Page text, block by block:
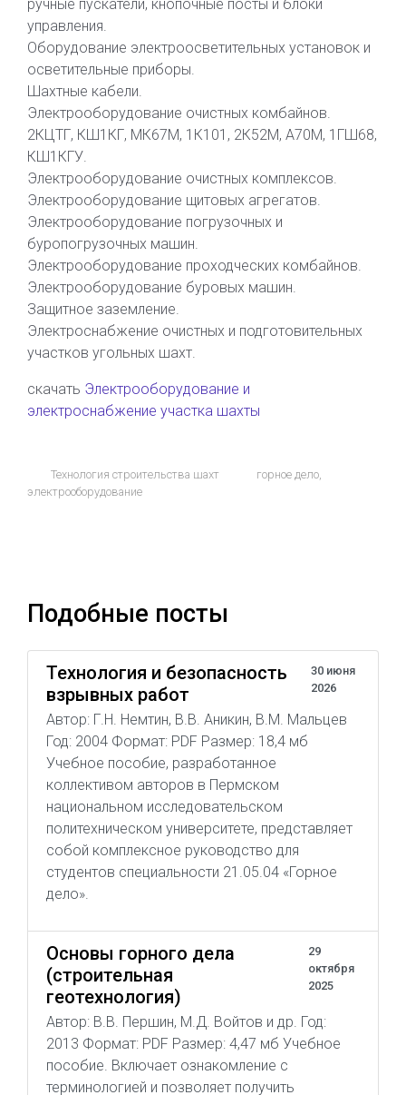
ручные пускатели, кнопочные посты и блоки
управления.
Оборудование электроосветительных установок и
осветительные приборы.
Шахтные кабели.
Электрооборудование очистных комбайнов.
2КЦТГ, КШ1КГ, МК67М, 1К101, 2К52М, А70М, 1ГШ68,
КШ1КГУ.
Электрооборудование очистных комплексов.
Электрооборудование щитовых агрегатов.
Электрооборудование погрузочных и
буропогрузочных машин.
Электрооборудование проходческих комбайнов.
Электрооборудование буровых машин.
Защитное заземление.
Электроснабжение очистных и подготовительных
участков угольных шахт.
скачать Электрооборудование и
электроснабжение участка шахты
Технология строительства шахт горное дело,
электрооборудование
Подобные посты
Технология и безопасность
взрывных работ
30 июня
2026
Автор: Г.Н. Немтин, В.В. Аникин, В.М. Мальцев
Год: 2004 Формат: PDF Размер: 18,4 мб
Учебное пособие, разработанное
коллективом авторов в Пермском
национальном исследовательском
политехническом университете, представляет
собой комплексное руководство для
студентов специальности 21.05.04 «Горное
дело».
Основы горного дела
(строительная
геотехнология)
29
октября
2025
Автор: В.В. Першин, М.Д. Войтов и др. Год:
2013 Формат: PDF Размер: 4,47 мб Учебное
пособие. Включает ознакомление с
терминологией и позволяет получить